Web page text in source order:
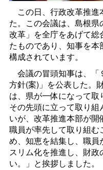
この日、行政改革推
た。この会議は、島根
改革」を全庁をあげて
たものであり、知事を
構成されています。
会議の冒頭知事は、「
方針(案)」を公表した。
は、県が一体になって
その先頭に立って取り
いが、改革推進本部が
職員が率先して取り組
め、知恵を結集し、職員
スリム化を推進し、財
い。」と挨拶しました。